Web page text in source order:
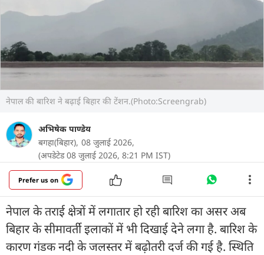
नेपाल की बारिश ने बढ़ाई बिहार की टेंशन.(Photo:Screengrab)
अभिषेक पाण्डेय
बगहा(बिहार), 08 जुलाई 2026,
(अपडेटेड 08 जुलाई 2026, 8:21 PM IST)
Prefer us on
नेपाल के तराई क्षेत्रों में लगातार हो रही बारिश का असर अब
बिहार के सीमावर्ती इलाकों में भी दिखाई देने लगा है. बारिश के
कारण गंडक नदी के जलस्तर में बढ़ोतरी दर्ज की गई है. स्थिति